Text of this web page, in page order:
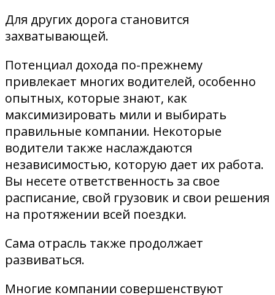
Для других дорога становится
захватывающей.
Потенциал дохода по-прежнему
привлекает многих водителей, особенно
опытных, которые знают, как
максимизировать мили и выбирать
правильные компании. Некоторые
водители также наслаждаются
независимостью, которую дает их работа.
Вы несете ответственность за свое
расписание, свой грузовик и свои решения
на протяжении всей поездки.
Сама отрасль также продолжает
развиваться.
Многие компании совершенствуют